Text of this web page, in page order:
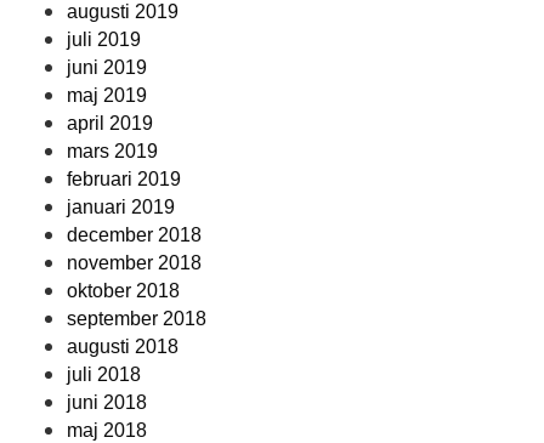
augusti 2019
juli 2019
juni 2019
maj 2019
april 2019
mars 2019
februari 2019
januari 2019
december 2018
november 2018
oktober 2018
september 2018
augusti 2018
juli 2018
juni 2018
maj 2018